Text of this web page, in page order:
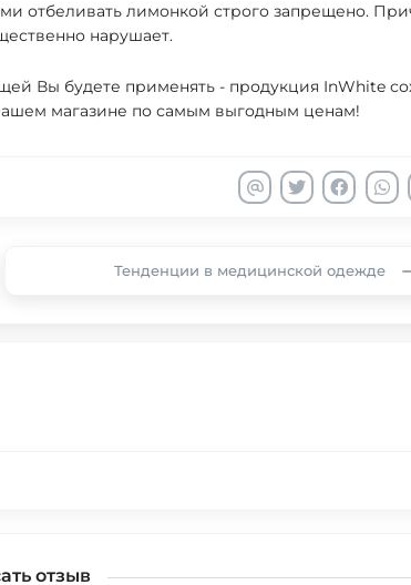
отбеливать лимонкой строго запрещено.
нарушает.
Вы будете применять - продукция InWhite
магазине по самым выгодным ценам!
Тенденции в медицинской одежде
отзыв